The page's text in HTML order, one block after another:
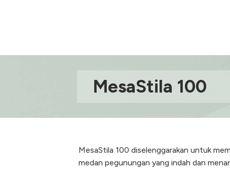
MesaStila 100
MesaStila 100 diselenggarakan untuk
medan pegunungan yang indah dan